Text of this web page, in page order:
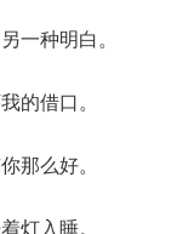
一种明白。
的借口。
那么好。
灯入睡。